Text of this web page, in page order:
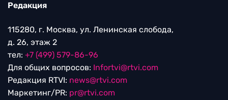
Редакция
115280, г. Москва, ул. Ленинская слобода,
д. 26, этаж 2
тел: +7 (499) 579-86-96
Для общих вопросов: Infortvi@rtvi.com
Редакция RTVI: news@rtvi.com
Маркетинг/PR: pr@rtvi.com